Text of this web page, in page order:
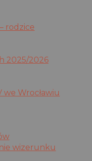
rodzice
2025/2026
we Wrocławiu
wizerunku